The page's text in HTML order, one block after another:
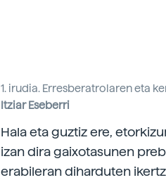
1. irudia. Erresberatrolaren eta
Itziar Eseberri
Hala eta guztiz ere,
izan dira gaixotasunen
erabileran diharduten